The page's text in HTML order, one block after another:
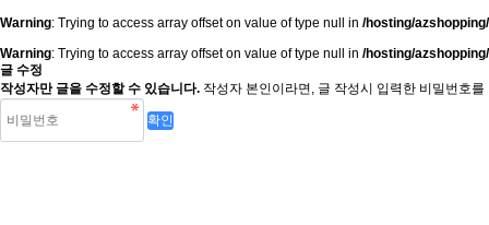
Warning: Trying to access array offset on value of type null in /hosting/
Warning: Trying to access array offset on value of type null in /hosting/
글 수정
작성자만 글을 수정할 수 있습니다. 작성자 본인이라면, 글 작성시 입력한 비밀번호